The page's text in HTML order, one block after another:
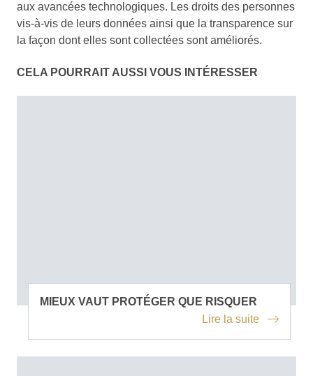
aux avancées technologiques. Les droits des personnes
vis-à-vis de leurs données ainsi que la transparence sur
la façon dont elles sont collectées sont améliorés.
CELA POURRAIT AUSSI VOUS INTÉRESSER
MIEUX VAUT PROTÉGER QUE RISQUER
Lire la suite